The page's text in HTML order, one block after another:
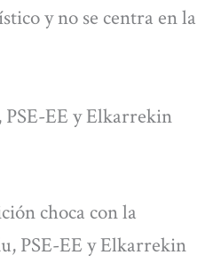
y no se centra en la
EE y Elkarrekin
choca con la
PSE-EE y Elkarrekin